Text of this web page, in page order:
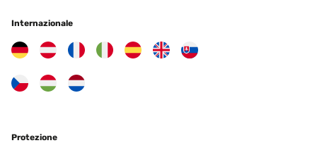
Internazionale
Protezione